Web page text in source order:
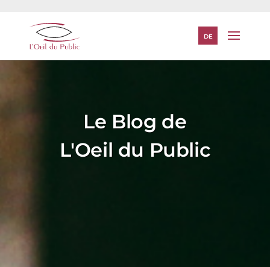
DE
Le Blog de
L'Oeil du Public